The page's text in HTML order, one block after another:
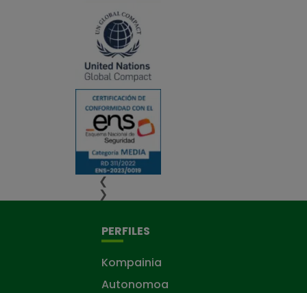
❮
❯
PERFILES
Kompainia
Autonomoa